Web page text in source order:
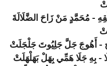
- مُحَمَّدٍ مَنْ زَاحَ الضَّلَالَةَ
- أَهُوجَ جَلَّ جَلِيُوتَ جَلْجَلَتْ
- بِهِ جَلَا هَمِّي بِهَلْ بَهَلْهَلَتْ